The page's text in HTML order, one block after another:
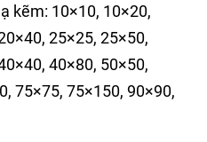
kẽm: 10×10, 10×20,
25×25, 25×50,
40×80, 50×50,
75×75, 75×150, 90×90,